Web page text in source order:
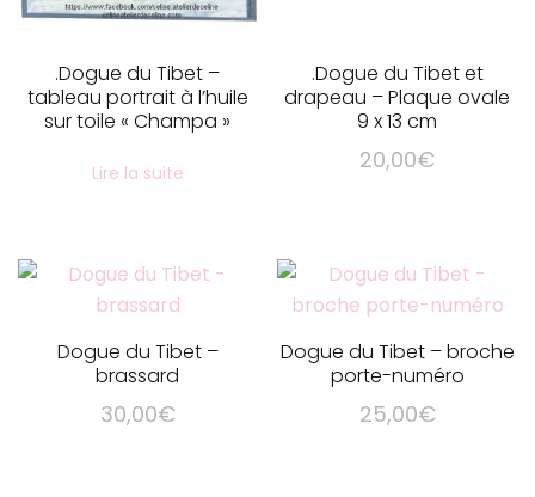
.Dogue du Tibet –
tableau portrait à l’huile
sur toile « Champa »
Lire la suite
.Dogue du Tibet et
drapeau – Plaque ovale
9 x 13 cm
20,00€
Dogue du Tibet –
brassard
30,00€
Dogue du Tibet – broche
porte-numéro
25,00€